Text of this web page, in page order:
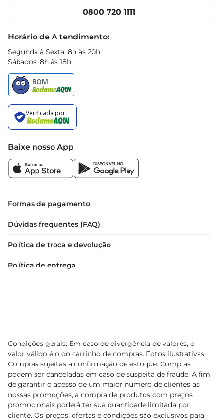
Cencosud Media
0800 720 1111
Horário de A tendimento:
Segunda à Sexta: 8h às 20h
Sábados: 8h às 18h
Baixe nosso App
Formas de pagamento
Dúvidas frequentes (FAQ)
Política de troca e devolução
Política de entrega
Condições gerais: Em caso de divergência de valores, o
valor válido é o do carrinho de compras. Fotos ilustrativas.
Compras sujeitas a confirmação de estoque. Compras
podem ser canceladas em caso de suspeita de fraude. A fim
de garantir o acesso de um maior número de clientes as
nossas promoções, a compra de produtos com preços
promocionais poderá ter sua quantidade limitada por
cliente. Os preços, ofertas e condições são exclusivos para